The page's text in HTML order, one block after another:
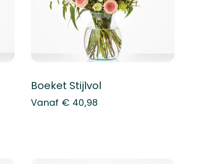
Boeket Stijlvol
Vanaf € 40,98